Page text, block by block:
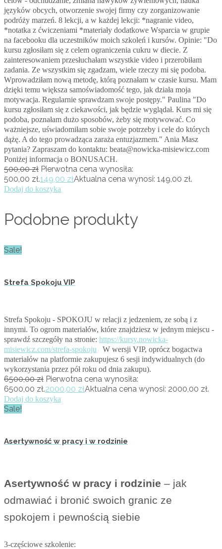
języków obcych, otworzenie swojej firmy czy zorganizowanie
podróży marzeń. 8 lekcji, a w każdej lekcji: *nagranie video,
*notatka z ćwiczeniami *materiały dodatkowe Wsparcia w grupie
na facebooku dla uczestników moich szkoleń i kursów. Opinie: "Do
kursu zgłosiłam się z celem ograniczenia cukru w diecie. Z
zainteresowaniem przesłuchałam wszystkie video i przerobiłam
zadania. Ze wszystkim się zgadzam, wiele rzeczy mi się podoba.
Wprowadziłam nową metodę, którą poznałam w czasie kursu. Mam
dzięki temu większa samoświadomość tego, jak działa moja
motywacja. Regularnie sprawdzam swoje postępy." Paulina "Do
kursu zgłosiłam się z ciekawości, jak będzie wyglądał. Kurs mi się
podoba, poznałam dużo sposobów, żeby się motywować. Co
ważniejsze, uświadomiłam sobie swoje potrzeby i cele do których
dążę. A do tego prowadząca zaraża entuzjazmem." Ania Masz
pytania? Zapraszam do kontaktu: beata@nowicka-misiewicz.com
Poniżej informacja o BONUSACH.
500,00zł Pierwotna cena wynosiła:
500,00 zł.149,00 złAktualna cena wynosi: 149,00 zł.
Dodaj do koszyka
Podobne produkty
Sale!
Strefa Spokoju VIP
Strefa Spokoju - SPOKOJU w relacji z jedzeniem, ze sobą i z
innymi. To ogrom materiałów, które znajdziesz w jednym miejscu -
sprawdź szczegóły na stronie: https://kursy.nowicka-
misiewicz.com/strefa-spokoju W wersji VIP, oprócz bogactwa
materiałów na platformie zakupujesz 6 sesji indywidualnych (do
wykorzystania przez pół roku od dnia zakupu).
6500,00zł Pierwotna cena wynosiła:
6500,00 zł.2000,00 złAktualna cena wynosi: 2000,00 zł.
Dodaj do koszyka
Sale!
Asertywność w pracy i w rodzinie
Asertywność w pracy i rodzinie – jak
odmawiać i bronić swoich granic ze
spokojem i pewnością siebie
3-częściowe szkolenie: